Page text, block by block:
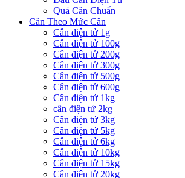
Quả Cân Chuẩn
Cân Theo Mức Cân
Cân điện tử 1g
Cân điện tử 100g
Cân điện tử 200g
Cân điện tử 300g
Cân điện tử 500g
Cân điện tử 600g
Cân điện tử 1kg
cân điện tử 2kg
Cân điện tử 3kg
Cân điện tử 5kg
Cân điện tử 6kg
Cân điện tử 10kg
Cân điện tử 15kg
Cân điện tử 20kg